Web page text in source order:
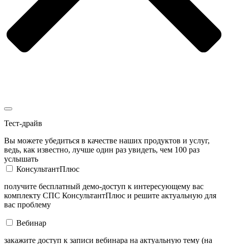
Тест-драйв
Вы можете убедиться в качестве наших продуктов и услуг,
ведь, как известно, лучше один раз увидеть, чем 100 раз
услышать
КонсультантПлюс
получите бесплатный демо-доступ к интересующему вас
комплекту СПС КонсультантПлюс и решите актуальную для
вас проблему
Вебинар
закажите доступ к записи вебинара на актуальную тему (на